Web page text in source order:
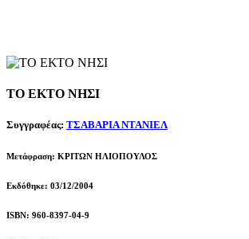
ΤΟ ΕΚΤΟ ΝΗΣΙ
Συγγραφέας: ΤΣΑΒΑΡΙΑ ΝΤΑΝΙΕΛ
Μετάφραση: ΚΡΙΤΩΝ ΗΛΙΟΠΟΥΛΟΣ
Εκδόθηκε: 03/12/2004
ISBN: 960-8397-04-9